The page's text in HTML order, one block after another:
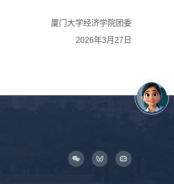
厦门大学经济学院团委
2026年3月27日